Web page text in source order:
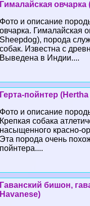
Гималайская
Фото и описание
овчарка. Гималайская
Sheepdog), порода
собак. Известна с
Выведена в Индии....
Герта-пойнтер
Фото и описание
Крепкая собака
насыщенного красно-
Эта порода очень
пойнтера....
Гаванский бишон,
Havanese)